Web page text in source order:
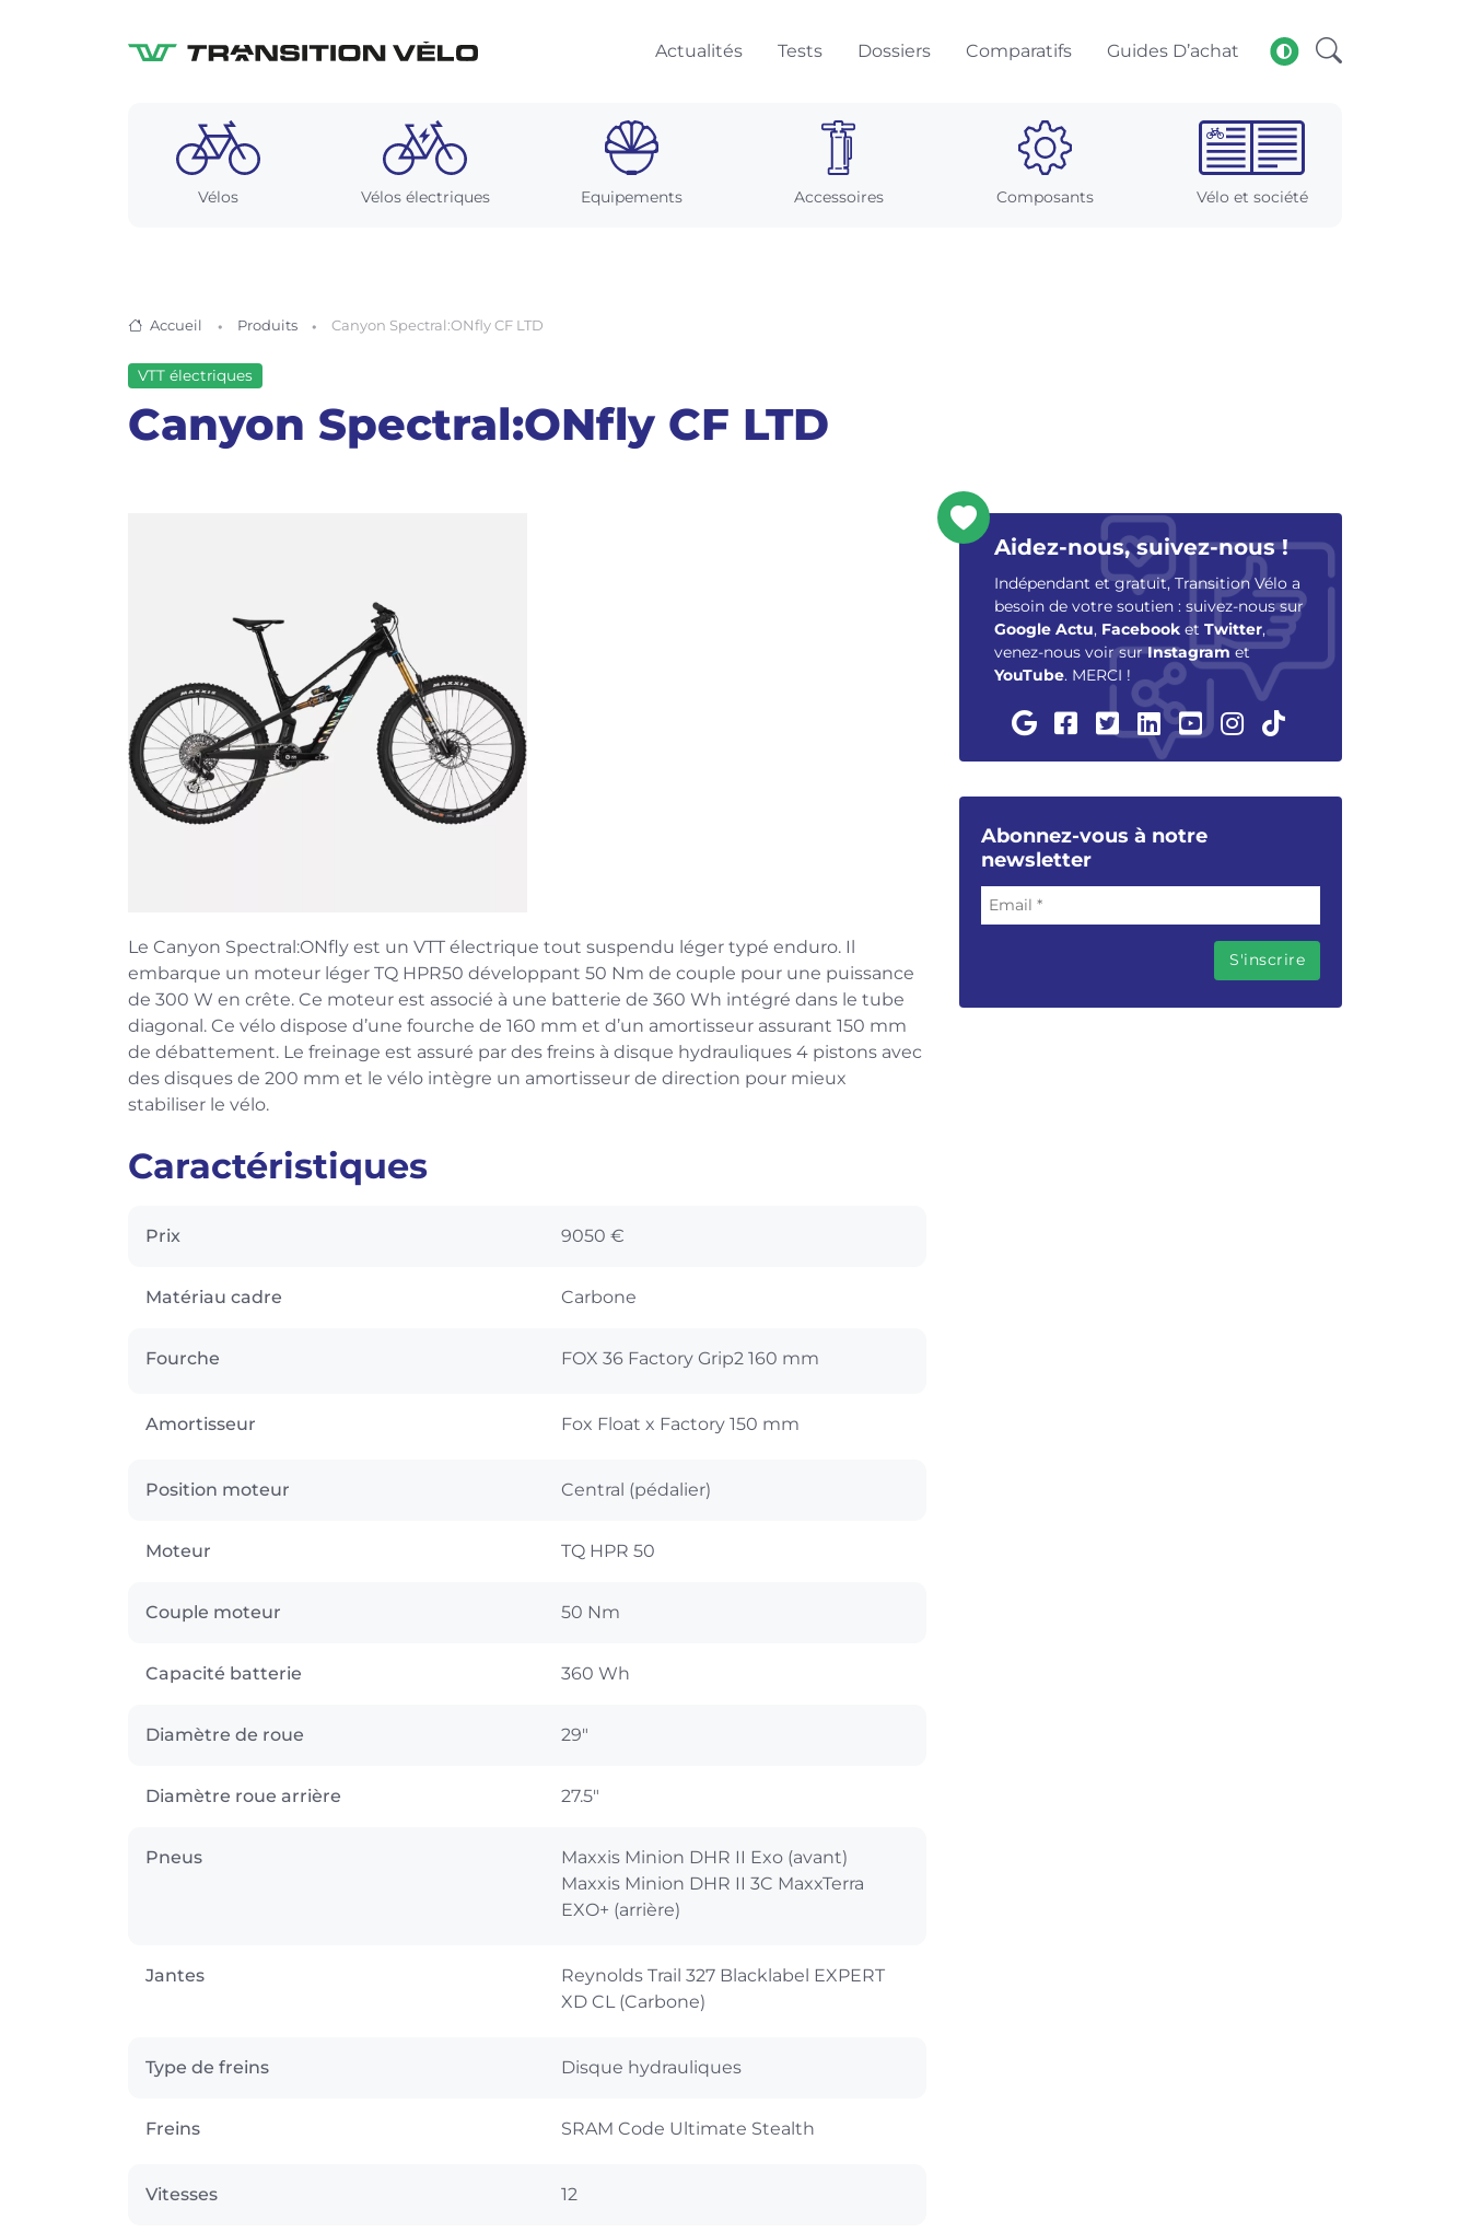
Actualités Tests Dossiers Comparatifs Guides D’achat
Vélos Vélos électriques Equipements Accessoires Composants Vélo et société
Accueil Produits Canyon Spectral:ONfly CF LTD
VTT électriques
Canyon Spectral:ONfly CF LTD
Le Canyon Spectral:ONfly est un VTT électrique tout suspendu léger typé enduro. Il
embarque un moteur léger TQ HPR50 développant 50 Nm de couple pour une puissance
de 300 W en crête. Ce moteur est associé à une batterie de 360 Wh intégré dans le tube
diagonal. Ce vélo dispose d’une fourche de 160 mm et d’un amortisseur assurant 150 mm
de débattement. Le freinage est assuré par des freins à disque hydrauliques 4 pistons avec
des disques de 200 mm et le vélo intègre un amortisseur de direction pour mieux
stabiliser le vélo.
Caractéristiques
Prix 9050 €
Matériau cadre Carbone
Fourche FOX 36 Factory Grip2 160 mm
Amortisseur Fox Float x Factory 150 mm
Position moteur Central (pédalier)
Moteur TQ HPR 50
Couple moteur 50 Nm
Capacité batterie 360 Wh
Diamètre de roue 29"
Diamètre roue arrière 27.5"
Pneus
Maxxis Minion DHR II Exo (avant)
Maxxis Minion DHR II 3C MaxxTerra
EXO+ (arrière)
Jantes
Reynolds Trail 327 Blacklabel EXPERT
XD CL (Carbone)
Type de freins Disque hydrauliques
Freins SRAM Code Ultimate Stealth
Vitesses 12
Aidez-nous, suivez-nous !
Indépendant et gratuit, Transition Vélo a
besoin de votre soutien : suivez-nous sur
Google Actu, Facebook et Twitter,
venez-nous voir surInstagramet
YouTube. MERCI !
Abonnez-vous à notre
newsletter